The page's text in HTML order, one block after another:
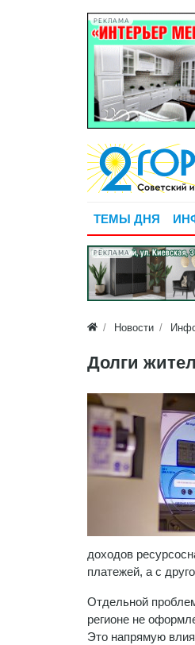
РЕКЛАМА
ТЕМЫ ДНЯ
РЕКЛАМА
Новости
Долги
доходов
платежей, а с
Отдельной
регионе не
Это напрямую